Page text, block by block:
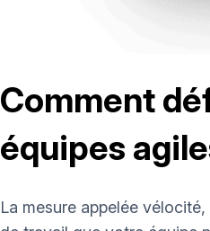
Comment
équipes
La mesure appelée